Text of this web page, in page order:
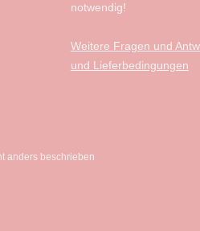
notwendig!
Weitere Fragen und
und Lieferbedingungen
anders beschrieben